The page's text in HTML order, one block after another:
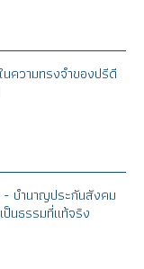
ความทรงจำของปรีดี
- บำนาญประกันสังคม
ป็นธรรมที่แท้จริง